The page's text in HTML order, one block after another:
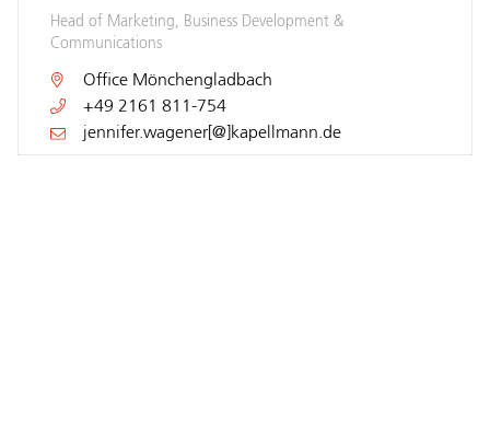
Head of Marketing, Business Development &
Communications
Office Mönchengladbach
+49 2161 811-754
jennifer.wagener[@]kapellmann.de